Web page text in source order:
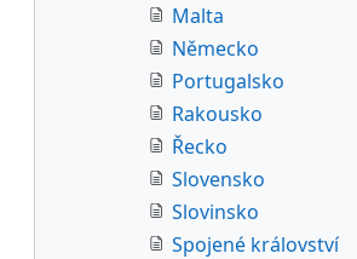
Malta
Německo
Portugalsko
Rakousko
Řecko
Slovensko
Slovinsko
Spojené království